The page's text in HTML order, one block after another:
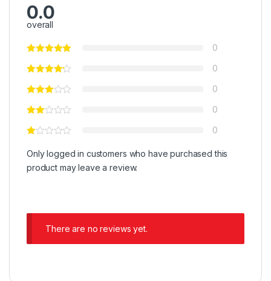
0.0
overall
0
0
0
0
0
Only logged in customers who have purchased this
product may leave a review.
There are no reviews yet.